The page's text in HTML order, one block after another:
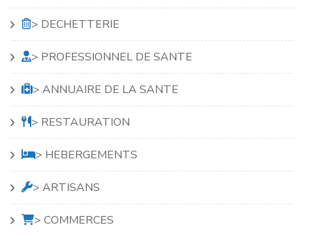
> DECHETTERIE
> PROFESSIONNEL DE SANTE
> ANNUAIRE DE LA SANTE
> RESTAURATION
> HEBERGEMENTS
> ARTISANS
> COMMERCES